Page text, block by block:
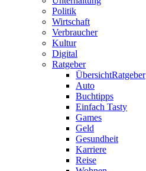
Politik
Wirtschaft
Verbraucher
Kultur
Digital
Ratgeber
ÜbersichtRatgeber
Auto
Buchtipps
Einfach Tasty
Games
Geld
Gesundheit
Karriere
Reise